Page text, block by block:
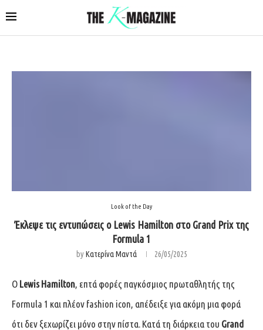
Look of the Day
Έκλεψε τις εντυπώσεις ο Lewis Hamilton στο Grand Prix της
Formula 1
byΚατερίνα Μαντά 26/05/2025
Ο Lewis Hamilton, επτά φορές παγκόσμιος πρωταθλητής της
Formula 1 και πλέον fashion icon, απέδειξε για ακόμη μια φορά
ότι δεν ξεχωρίζει μόνο στην πίστα. Κατά τη διάρκεια του Grand